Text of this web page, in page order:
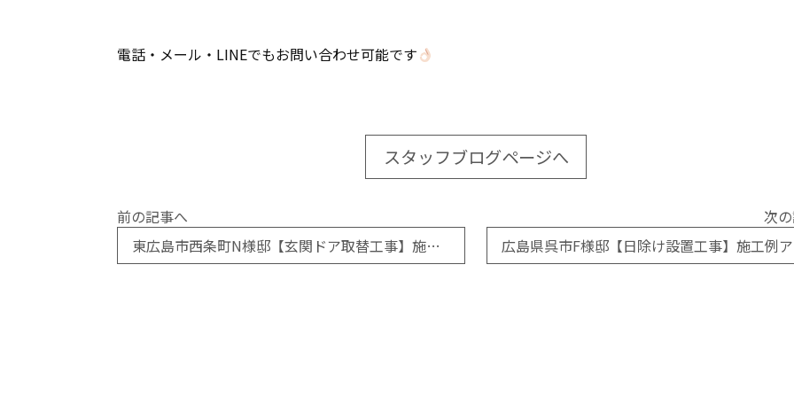
電話・メール・LINEでもお問い合わせ可能です
スタッフブログページへ
前の記事へ
東広島市西条町N様邸【玄関ドア取替工事】施工例アップしました
次